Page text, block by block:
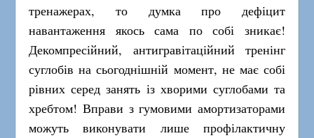
тренажерах, то думка про дефіцит
навантаження якось сама по собі зникає!
Декомпресійний, антигравітаційний тренінг
суглобів на сьогоднішній момент, не має собі
рівних серед занять із хворими суглобами та
хребтом! Вправи з гумовими амортизаторами
можуть виконувати лише профілактичну